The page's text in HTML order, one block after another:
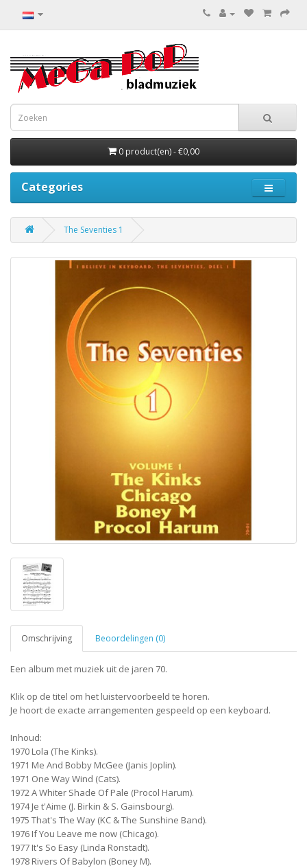
0 product(en) - €0,00
Categories
The Seventies 1
Omschrijving Beoordelingen (0)
Een album met muziek uit de jaren 70.
Klik op de titel om het luistervoorbeeld te horen.
Je hoort de exacte arrangementen gespeeld op een keyboard.
Inhoud:
1970 Lola (The Kinks).
1971 Me And Bobby McGee (Janis Joplin).
1971 One Way Wind (Cats).
1972 A Whiter Shade Of Pale (Procol Harum).
1974 Je t'Aime (J. Birkin & S. Gainsbourg).
1975 That's The Way (KC & The Sunshine Band).
1976 If You Leave me now (Chicago).
1977 It's So Easy (Linda Ronstadt).
1978 Rivers Of Babylon (Boney M).